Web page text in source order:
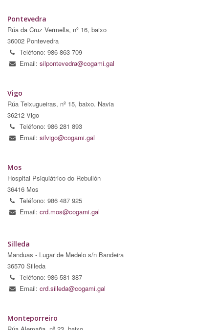
Pontevedra
Rúa da Cruz Vermella, nº 16, baixo
36002 Pontevedra
Teléfono: 986 863 709
Email: silpontevedra@cogami.gal
Vigo
Rúa Teixugueiras, nº 15, baixo. Navia
36212 Vigo
Teléfono: 986 281 893
Email: silvigo@cogami.gal
Mos
Hospital Psiquiátrico do Rebullón
36416 Mos
Teléfono: 986 487 925
Email: crd.mos@cogami.gal
Silleda
Manduas - Lugar de Medelo s/n Bandeira
36570 Silleda
Teléfono: 986 581 387
Email: crd.silleda@cogami.gal
Monteporreiro